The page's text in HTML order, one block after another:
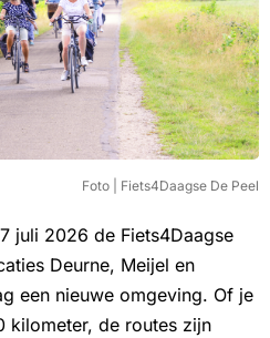
Foto | Fiets4Daagse De Peel
juli 2026 de Fiets4Daagse
Deurne, Meijel en
een nieuwe omgeving. Of je
de routes zijn